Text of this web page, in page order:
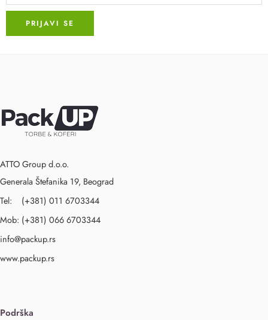
ATTO Group d.o.o.
Generala Štefanika 19, Beograd
Tel: (+381) 011 6703344
Mob: (+381) 066 6703344
info@packup.rs
www.packup.rs
Podrška